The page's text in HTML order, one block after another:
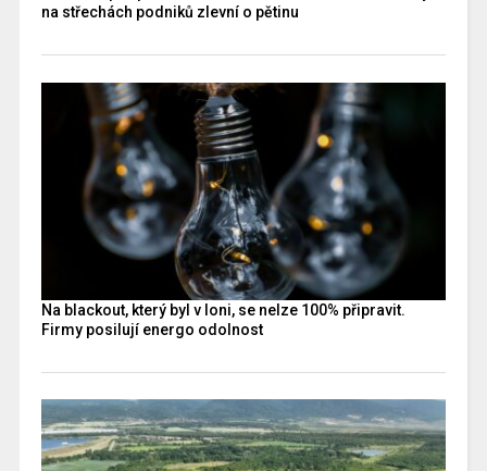
na střechách podniků zlevní o pětinu
Na blackout, který byl v loni, se nelze 100% připravit.
Firmy posilují energo odolnost